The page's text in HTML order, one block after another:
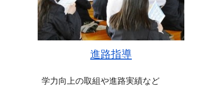
進路指導
学力向上の取組や進路実績など